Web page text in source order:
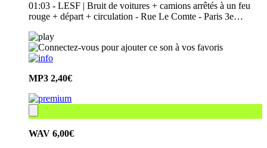
01:03 - LESF | Bruit de voitures + camions arrêtés à un feu
rouge + départ + circulation - Rue Le Comte - Paris 3e…
MP3 2,40€
WAV 6,00€